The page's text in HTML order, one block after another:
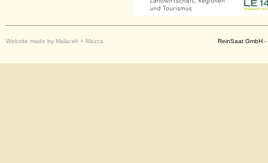
Website made by Malacek + Mazza ReinSaat GmbH